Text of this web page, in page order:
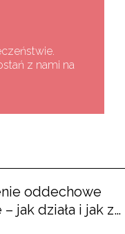
z nami na
oddechowe
jak działa i jak z